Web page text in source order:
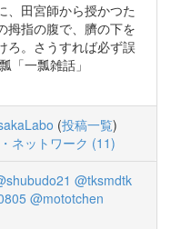
、田宮師から授かつた
拇指の腹で、臍の下を
ろ。さうすれば必ず誤
「一瓢雑話」
(投稿一覧)
ネットワーク (11)
@tksmdtk
@mototchen